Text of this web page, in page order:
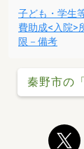
子ども・学生
費助成<入院>
限－備考
秦野市の